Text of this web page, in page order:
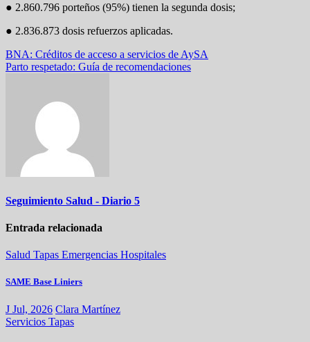
● 2.860.796 porteños (95%) tienen la segunda dosis;
● 2.836.873 dosis refuerzos aplicadas.
Navegación
de
BNA: Créditos de acceso a servicios de AySA
Parto respetado: Guía de recomendaciones
Seguimiento Salud - Diario 5
Entrada relacionada
Salud Tapas Emergencias Hospitales
SAME Base Liniers
J Jul, 2026 Clara Martínez
Servicios Tapas